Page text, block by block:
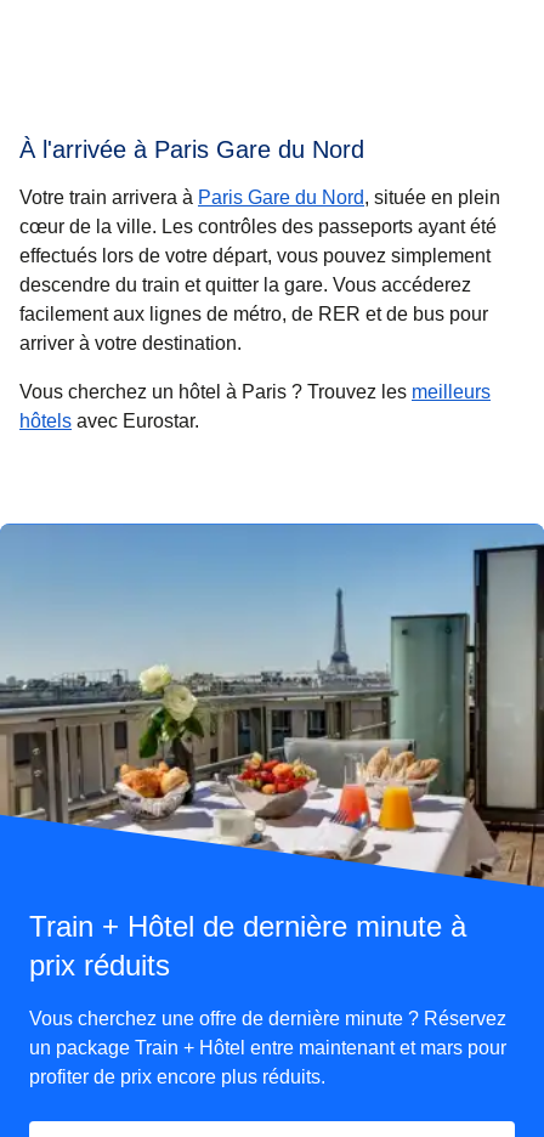
À l'arrivée à Paris Gare du Nord
Votre train arrivera à Paris Gare du Nord, située en plein
cœur de la ville. Les contrôles des passeports ayant été
effectués lors de votre départ, vous pouvez simplement
descendre du train et quitter la gare. Vous accéderez
facilement aux lignes de métro, de RER et de bus pour
arriver à votre destination.
Vous cherchez un hôtel à Paris ? Trouvez les meilleurs
hôtels avec Eurostar.
Train + Hôtel de dernière minute à
prix réduits
Vous cherchez une offre de dernière minute ? Réservez
un package Train + Hôtel entre maintenant et mars pour
profiter de prix encore plus réduits.